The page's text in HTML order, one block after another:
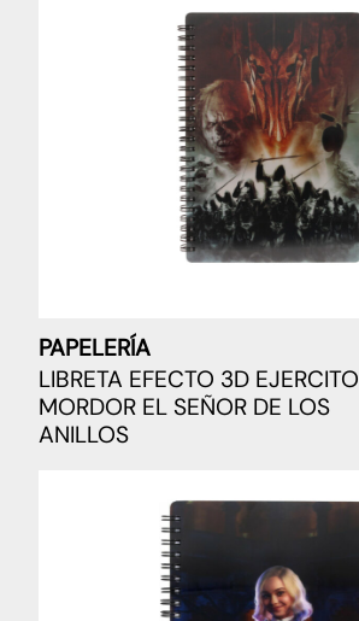
PAPELERÍA
LIBRETA EFECTO 3D EJERCITO
MORDOR EL SEÑOR DE LOS
ANILLOS